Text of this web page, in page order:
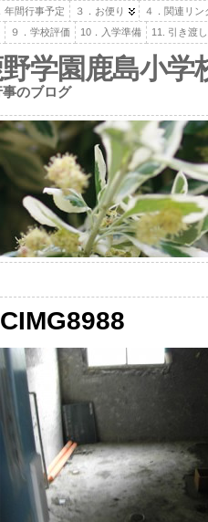
年間行事予定 ３．お便り
４．関連リン
９．学校評価 10．入学準備 11. 引き渡
学園鹿島小学
のブログ
CIMG8988